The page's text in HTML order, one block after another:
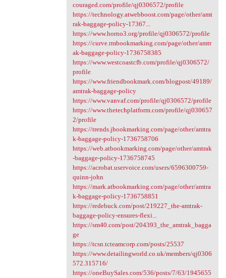
couraged.com/profile/qj0306572/profile
https://technology.atwebboost.com/page/other/amt
rak-baggage-policy-17367...
https://www.horno3.org/profile/qj0306572/profile
https://curve.rmbookmarking.com/page/other/amtr
ak-baggage-policy-1736758385
https://www.westcoastcfb.com/profile/qj0306572/
profile
https://www.friendbookmark.com/blogpost/49189/
amtrak-baggage-policy
https://www.vanvaf.com/profile/qj0306572/profile
https://www.thetechplatform.com/profile/qj030657
2/profile
https://trends.jbookmarking.com/page/other/amtra
k-baggage-policy-1736758706
https://web.atbookmarking.com/page/other/amtrak
-baggage-policy-1736758745
https://acrobat.uservoice.com/users/6596300759-
quinn-john
https://mark.atbookmarking.com/page/other/amtra
k-baggage-policy-1736758851
https://redebuck.com/post/219227_the-amtrak-
baggage-policy-ensures-flexi...
https://sm40.com/post/204393_the_amtrak_bagga
ge
https://tcsn.tcteamcorp.com/posts/25537
https://www.detailingworld.co.uk/members/qj0306
572.315716/
https://oneBuySales.com/536/posts/7/63/1945655